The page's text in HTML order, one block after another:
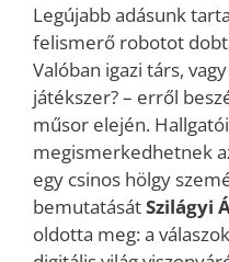
Legújabb adásunk
felismerő robotot
Valóban igazi társ,
játékszer? – erről
műsor elején.
megismerkedhetnek
egy csinos hölgy
bemutatásátSzilágyi
oldotta meg: a